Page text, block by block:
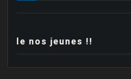
Les polos